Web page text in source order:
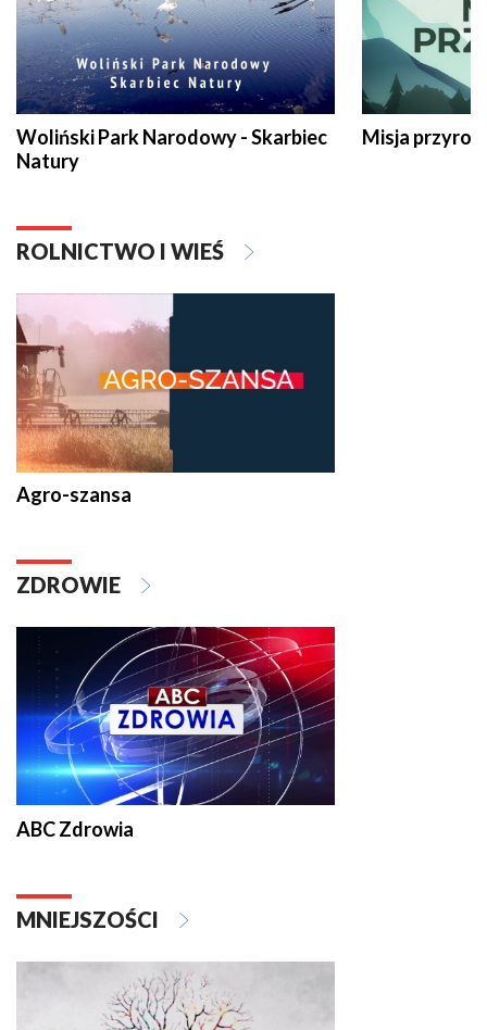
Woliński Park Narodowy - Skarbiec
Natury
Misja
ROLNICTWO I WIEŚ
Agro-szansa
ZDROWIE
ABC Zdrowia
MNIEJSZOŚCI